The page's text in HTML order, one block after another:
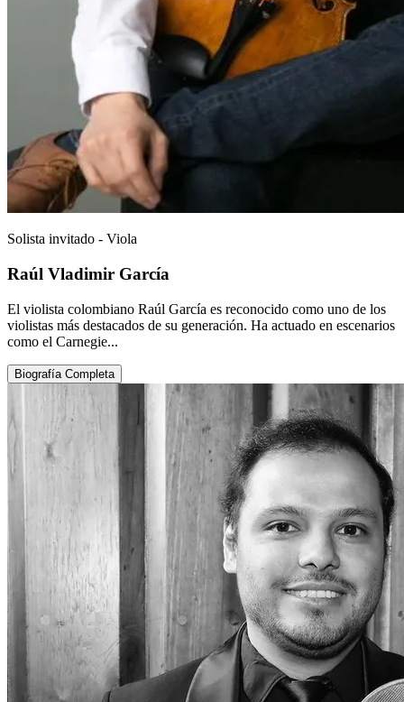
Solista invitado - Viola
Raúl Vladimir García
El violista colombiano Raúl García es reconocido como uno de los
violistas más destacados de su generación. Ha actuado en escenarios
como el Carnegie...
Biografía Completa